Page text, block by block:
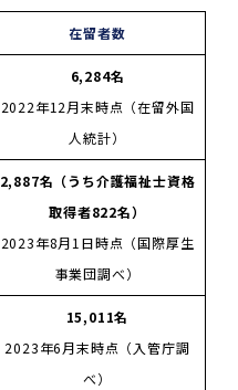
在留者数
6,284名
2022年12月末時点（在留外国
人統計）
2,887名（うち介護福祉士資格
取得者822名）
2023年8月1日時点（国際厚生
事業団調べ）
15,011名
2023年6月末時点（ 入管庁調
べ）